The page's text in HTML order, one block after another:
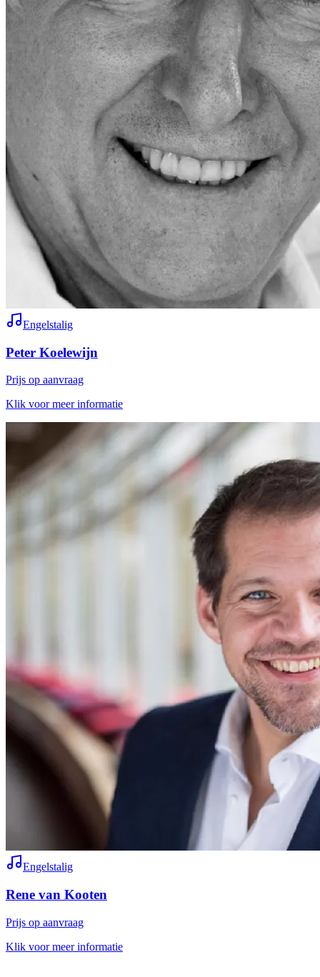
Engelstalig
Peter Koelewijn
Prijs op aanvraag
Klik voor meer informatie
Engelstalig
Rene van Kooten
Prijs op aanvraag
Klik voor meer informatie